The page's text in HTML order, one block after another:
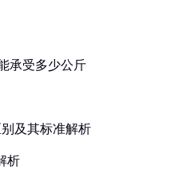
承受多少公斤
及其标准解析
析